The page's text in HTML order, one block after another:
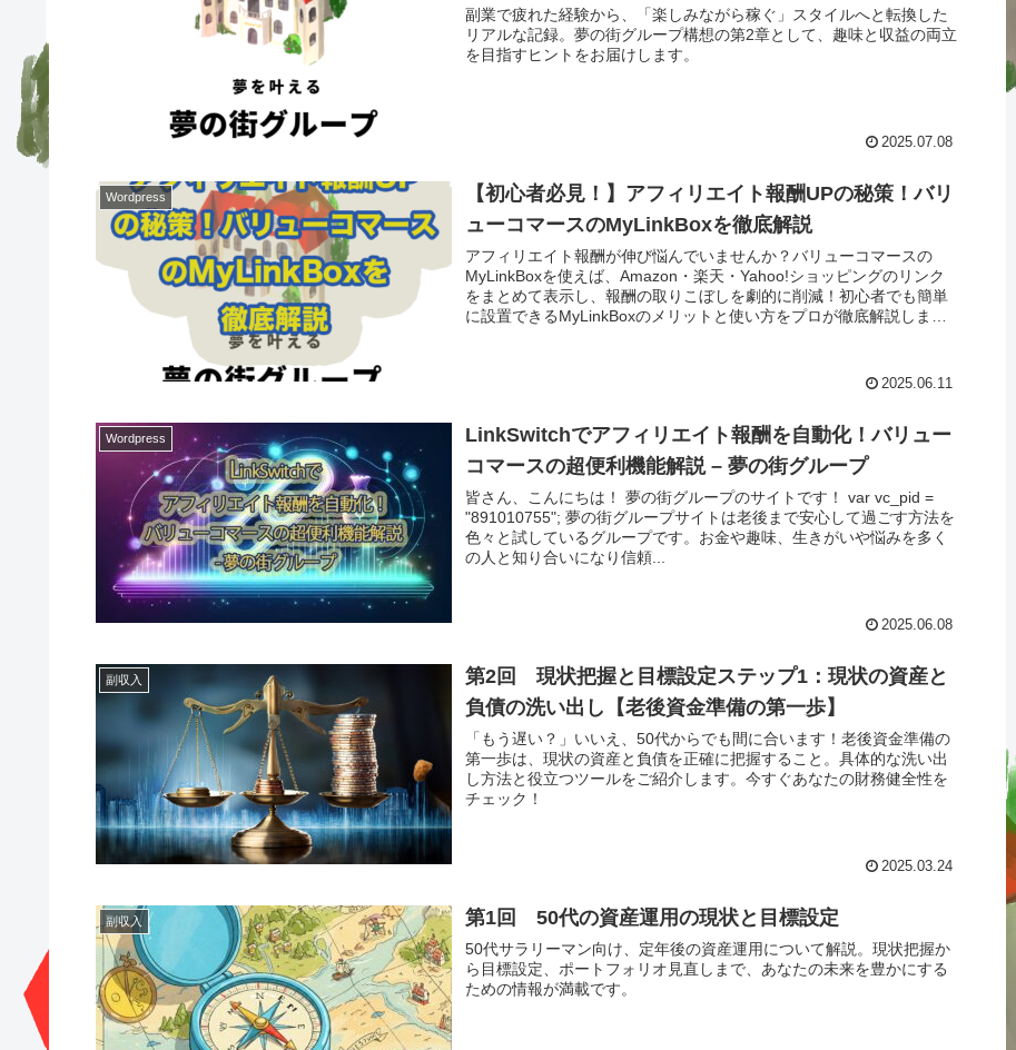
副業で疲れた経験から、「楽しみながら稼ぐ」スタイルへと転換した
リアルな記録。夢の街グループ構想の第2章として、趣味と収益の両立
を目指すヒントをお届けします。
2025.07.08
Wordpress
【初心者必見！】アフィリエイト報酬UPの秘策！バリ
ューコマースのMyLinkBoxを徹底解説
アフィリエイト報酬が伸び悩んでいませんか？バリューコマースの
MyLinkBoxを使えば、Amazon・楽天・Yahoo!ショッピングのリンク
をまとめて表示し、報酬の取りこぼしを劇的に削減！初心者でも簡単
に設置できるMyLinkBoxのメリットと使い方をプロが徹底解説しま
2025.06.11
Wordpress
LinkSwitchでアフィリエイト報酬を自動化！バリュー
コマースの超便利機能解説 – 夢の街グループ
皆さん、こんにちは！ 夢の街グループのサイトです！ var vc_pid =
"891010755"; 夢の街グループサイトは老後まで安心して過ごす方法を
色々と試しているグループです。お金や趣味、生きがいや悩みを多く
の人と知り合いになり信頼...
2025.06.08
副収入
第2回 現状把握と目標設定ステップ1：現状の資産と
負債の洗い出し【老後資金準備の第一歩】
「もう遅い？」いいえ、50代からでも間に合います！老後資金準備の
第一歩は、現状の資産と負債を正確に把握すること。具体的な洗い出
し方法と役立つツールをご紹介します。今すぐあなたの財務健全性を
チェック！
2025.03.24
副収入 第1回 50代の資産運用の現状と目標設定
50代サラリーマン向け、定年後の資産運用について解説。現状把握か
ら目標設定、ポートフォリオ見直しまで、あなたの未来を豊かにする
ための情報が満載です。